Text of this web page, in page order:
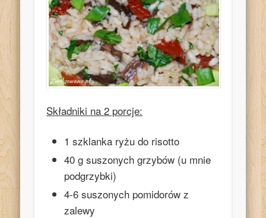
Składniki na 2 porcje:
1 szklanka ryżu do risotto
40 g suszonych grzybów (u mnie
podgrzybki)
4-6 suszonych pomidorów z
zalewy